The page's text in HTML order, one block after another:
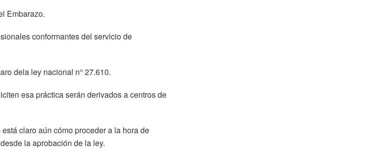
Embarazo.
conformantes del servicio de
dela ley nacional n° 27.610.
esa práctica serán derivados a centros de
claro aún cómo proceder a la hora de
la aprobación de la ley.